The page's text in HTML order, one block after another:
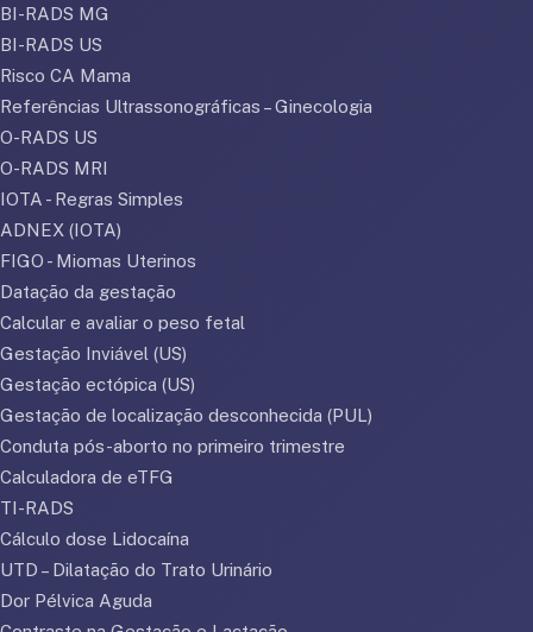
BI-RADS MG
BI-RADS US
Risco CA Mama
Referências Ultrassonográficas – Ginecologia
O-RADS US
O-RADS MRI
IOTA - Regras Simples
ADNEX (IOTA)
FIGO - Miomas Uterinos
Datação da gestação
Calcular e avaliar o peso fetal
Gestação Inviável (US)
Gestação ectópica (US)
Gestação de localização desconhecida (PUL)
Conduta pós-aborto no primeiro trimestre
Calculadora de eTFG
TI-RADS
Cálculo dose Lidocaína
UTD – Dilatação do Trato Urinário
Dor Pélvica Aguda